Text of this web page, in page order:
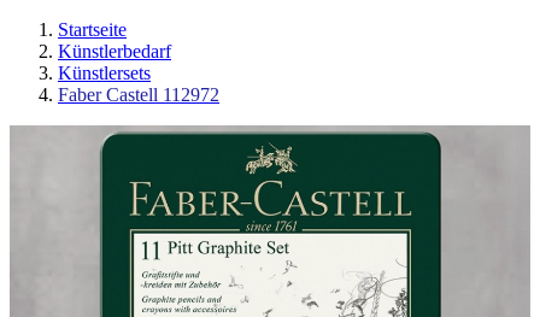
Startseite
Künstlerbedarf
Künstlersets
Faber Castell 112972